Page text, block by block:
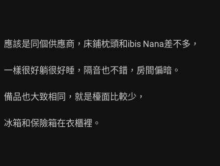
應該是同個供應商，床鋪枕頭和ibis Nana差不多，
一樣很好躺很好睡，隔音也不錯，房間偏暗。
備品也大致相同，就是檯面比較少，
冰箱和保險箱在衣櫃裡。